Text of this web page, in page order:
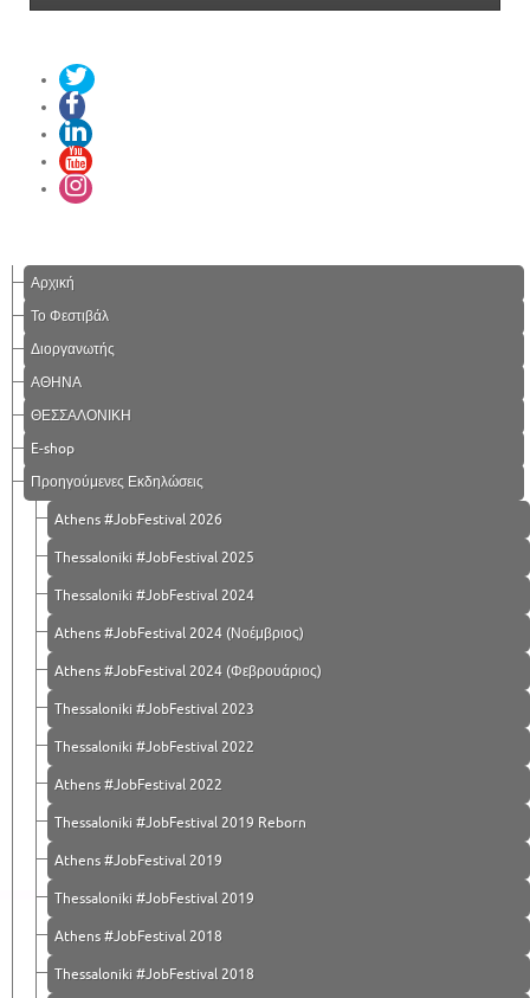
Αρχική
Το Φεστιβάλ
Διοργανωτής
ΑΘΗΝΑ
ΘΕΣΣΑΛΟΝΙΚΗ
E-shop
Προηγούμενες Εκδηλώσεις
Athens #JobFestival 2026
Thessaloniki #JobFestival 2025
Thessaloniki #JobFestival 2024
Athens #JobFestival 2024 (Νοέμβριος)
Athens #JobFestival 2024 (Φεβρουάριος)
Thessaloniki #JobFestival 2023
Thessaloniki #JobFestival 2022
Athens #JobFestival 2022
Thessaloniki #JobFestival 2019 Reborn
Athens #JobFestival 2019
Thessaloniki #JobFestival 2019
Athens #JobFestival 2018
Thessaloniki #JobFestival 2018